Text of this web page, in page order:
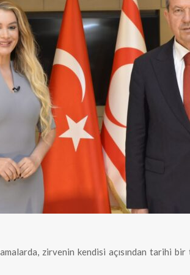
zirvenin kendisi açısından tarihi